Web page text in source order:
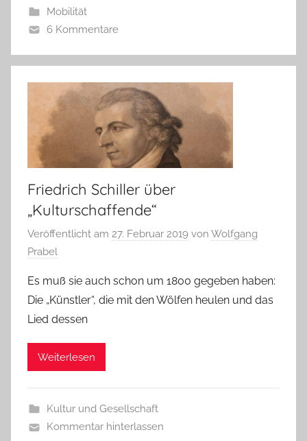
Mobilität
6 Kommentare
Friedrich Schiller über
„Kulturschaffende“
Veröffentlicht am 27. Februar 2019 von Wolfgang
Prabel
Es muß sie auch schon um 1800 gegeben haben:
Die „Künstler“, die mit den Wölfen heulen und das
Lied dessen
Weiterlesen
Kultur und Gesellschaft
Kommentar hinterlassen